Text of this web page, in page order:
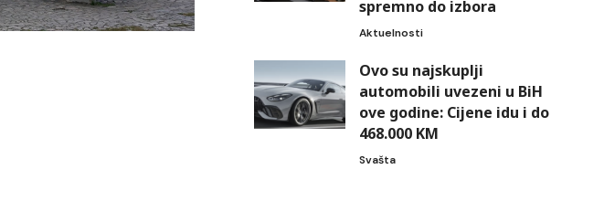
spremno do izbora
Aktuelnosti
Ovo su najskuplji
automobili uvezeni u BiH
ove godine: Cijene idu i do
468.000 KM
Svašta